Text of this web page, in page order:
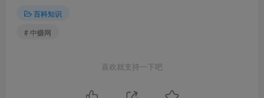
百科知识
# 中赚网
喜欢就支持一下吧